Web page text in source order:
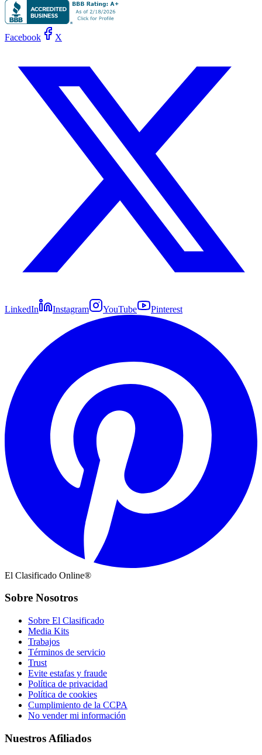
Facebook X
LinkedIn Instagram YouTube Pinterest
El Clasificado Online®
Sobre Nosotros
Sobre El Clasificado
Media Kits
Trabajos
Términos de servicio
Trust
Evite estafas y fraude
Política de privacidad
Política de cookies
Cumplimiento de la CCPA
No vender mi información
Nuestros Afiliados